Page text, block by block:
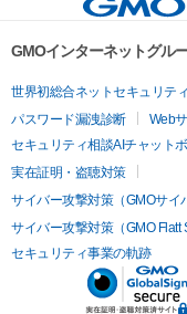
GMOインターネットグル
世界初総合ネットセキュリテ
パスワード漏洩診断
Web
セキュリティ相談AIチャット
実在証明・盗聴対策
サイバー攻撃対策（GMOサイ
サイバー攻撃対策（GMO Flatt
セキュリティ事業の軌跡